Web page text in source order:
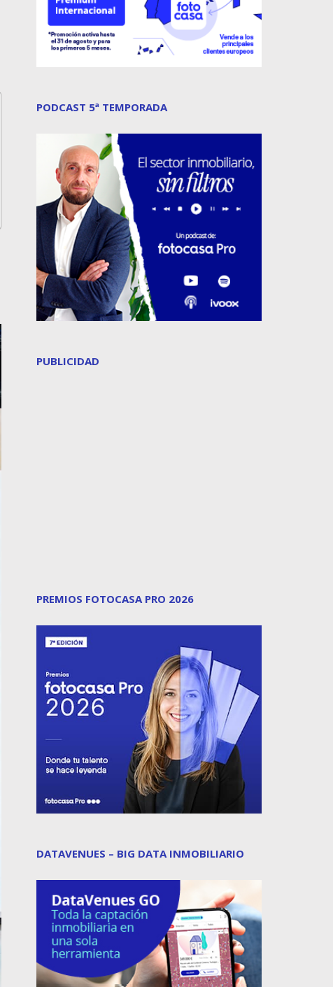
PODCAST 5ª TEMPORADA
PUBLICIDAD
PREMIOS FOTOCASA PRO 2026
DATAVENUES – BIG DATA INMOBILIARIO